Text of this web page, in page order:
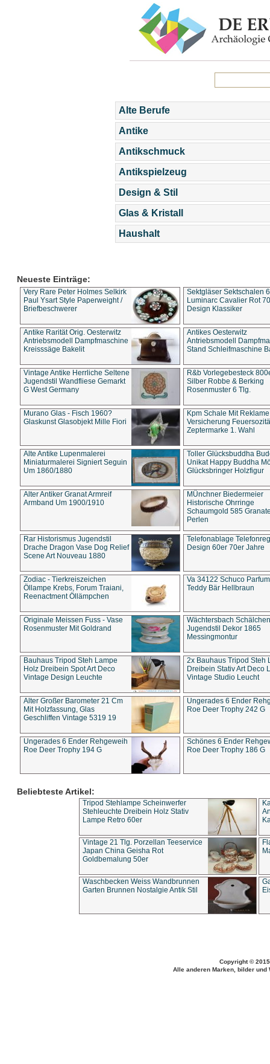
Alte Berufe
Antike
Antikschmuck
Antikspielzeug
Design & Stil
Glas & Kristall
Haushalt
Neueste Einträge:
Very Rare Peter Holmes Selkirk
Paul Ysart Style Paperweight /
Briefbeschwerer
Sektgläser Sektschalen
Luminarc Cavalier Rot
Design Klassiker
Antike Rarität Orig. Oesterwitz
Antriebsmodell Dampfmaschine
Kreisssäge Bakelit
Antikes Oesterwitz
Antriebsmodell
Stand Schleifmaschine
Vintage Antike Herrliche Seltene
Jugendstil Wandfliese Gemarkt
G West Germany
R&b Vorlegebesteck
Silber Robbe & Berking
Rosenmuster 6 Tlg.
Murano Glas - Fisch 1960?
Glaskunst Glasobjekt Mille Fiori
Kpm Schale Mit Reklame
Versicherung
Zeptermarke 1. Wahl
Alte Antike Lupenmalerei
Miniaturmalerei Signiert Seguin
Um 1860/1880
Toller Glücksbuddha
Unikat Happy Buddha
Glücksbringer Holzfigur
Alter Antiker Granat Armreif
Armband Um 1900/1910
MÜnchner Biedermeier
Historische Ohrringe
Schaumgold 585
Perlen
Rar Historismus Jugendstil
Drache Dragon Vase Dog Relief
Scene Art Nouveau 1880
Telefonablage
Design 60er 70er Jahre
Zodiac - Tierkreiszeichen
Öllampe Krebs, Forum Traiani,
Reenactment Öllämpchen
Va 34122 Schuco
Teddy Bär Hellbraun
Originale Meissen Fuss - Vase
Rosenmuster Mit Goldrand
Wächtersbach Schälchen
Jugendstil Dekor 1865
Messingmontur
Bauhaus Tripod Steh Lampe
Holz Dreibein Spot Art Deco
Vintage Design Leuchte
2x Bauhaus Tripod Steh
Dreibein Stativ Art Deco
Vintage Studio Leucht
Alter Großer Barometer 21 Cm
Mit Holzfassung, Glas
Geschliffen Vintage 5319 19
Ungerades 6 Ender
Roe Deer Trophy 242 G
Ungerades 6 Ender Rehgeweih
Roe Deer Trophy 194 G
Schönes 6 Ender
Roe Deer Trophy 186 G
Beliebteste Artikel:
Tripod Stehlampe Scheinwerfer
Stehleuchte Dreibein Holz Stativ
Lampe Retro 60er
Vintage 21 Tlg. Porzellan Teeservice
Japan China Geisha Rot
Goldbemalung 50er
Waschbecken Weiss Wandbrunnen
Garten Brunnen Nostalgie Antik Stil
Copyright ©
Alle anderen Marken, bilder und